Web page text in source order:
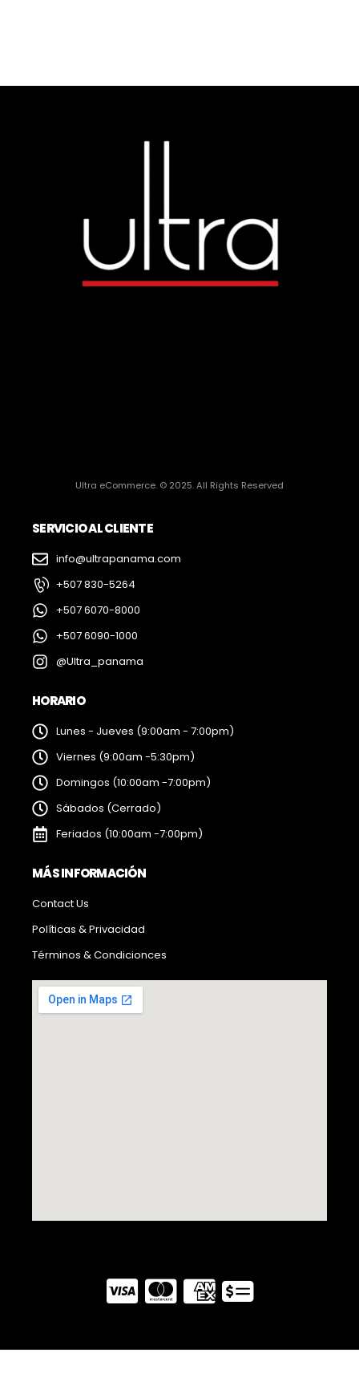
Ultra eCommerce. © 2025. All Rights Reserved
SERVICIO AL CLIENTE
info@ultrapanama.com
+507 830-5264
+507 6070-8000
+507 6090-1000
@Ultra_panama
HORARIO
Lunes - Jueves (9:00am - 7:00pm)
Viernes (9:00am -5:30pm)
Domingos (10:00am -7:00pm)
Sábados (Cerrado)
Feriados (10:00am -7:00pm)
MÁS INFORMACIÓN
Contact Us
Políticas & Privacidad
Términos & Condicionces